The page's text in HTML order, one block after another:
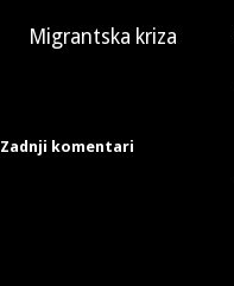
Migrantska kriza
Zadnji komentari